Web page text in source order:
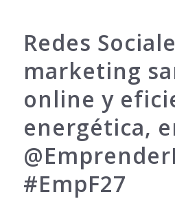
Redes
marketing
online y
energética,
#EmpF27